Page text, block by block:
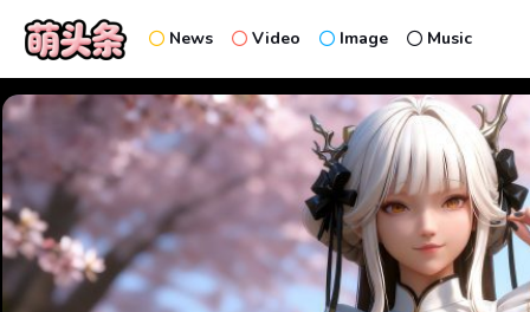
News Video Image Music